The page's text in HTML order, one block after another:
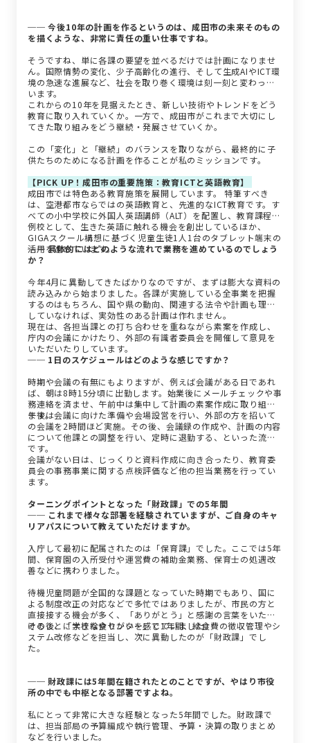
── 今後10年の計画を作るというのは、成田市の未来そのもの
を描くような、非常に責任の重い仕事ですね。
そうですね、単に各課の要望を並べるだけでは計画になりませ
ん。国際情勢の変化、少子高齢化の進行、そして生成AIやICT環
境の急速な進展など、社会を取り巻く環境は刻一刻と変わって
います。
これからの10年を見据えたとき、新しい技術やトレンドをどう
教育に取り入れていくか。一方で、成田市がこれまで大切にし
てきた取り組みをどう継続・発展させていくか。
この「変化」と「継続」のバランスを取りながら、最終的に子
供たちのためになる計画を作ることが私のミッションです。
【PICK UP！成田市の重要施策：教育ICTと英語教育】
成田市では特色ある教育施策を展開しています。 特筆すべき
は、空港都市ならではの英語教育と、先進的なICT教育です。す
べての小中学校に外国人英語講師（ALT）を配置し、教育課程特
例校として、生きた英語に触れる機会を創出しているほか、
GIGAスクール構想に基づく児童生徒1人1台のタブレット端末の
活用を進めています。
── 具体的にはどのような流れで業務を進めているのでしょう
か？
今年4月に異動してきたばかりなのですが、まずは膨大な資料の
読み込みから始まりました。各課が実施している全事業を把握
するのはもちろん、国や県の動向、関連する法令や計画も理解
していなければ、実効性のある計画は作れません。
現在は、各担当課との打ち合わせを重ねながら素案を作成し、
庁内の会議にかけたり、外部の有識者委員会を開催して意見を
いただいたりしています。
── 1日のスケジュールはどのような感じですか？
時期や会議の有無にもよりますが、例えば会議がある日であれ
ば、朝は8時15分頃に出勤します。始業後にメールチェックや事
務連絡を済ませ、午前中は集中して計画の素案作成に取り組み
ます。
午後は会議に向けた準備や会場設営を行い、外部の方を招いて
の会議を2時間ほど実施。その後、会議録の作成や、計画の内容
について他課との調整を行い、定時に退勤する、といった流れ
です。
会議がない日は、じっくりと資料作成に向き合ったり、教育委
員会の事務事業に関する点検評価など他の担当業務を行ってい
ます。
ターニングポイントとなった「財政課」での5年間
── これまで様々な部署を経験されていますが、ご自身のキャ
リアパスについて教えていただけますか。
入庁して最初に配属されたのは「保育課」でした。ここでは5年
間、保育園の入所受付や運営費の補助金業務、保育士の処遇改
善などに携わりました。
待機児童問題が全国的な課題となっていた時期でもあり、国に
よる制度改正の対応などで多忙ではありましたが、市民の方と
直接接する機会が多く、「ありがとう」と感謝の言葉をいただ
けることに大きなやりがいを感じていました。
その後、「学校給食センター」で1年間、給食費の徴収管理やシ
ステム改修などを担当し、次に異動したのが「財政課」でし
た。
── 財政課には5年間在籍されたとのことですが、やはり市役
所の中でも中枢となる部署ですよね。
私にとって非常に大きな経験となった5年間でした。財政課で
は、担当部局の予算編成や執行管理、予算・決算の取りまとめ
などを行いました。